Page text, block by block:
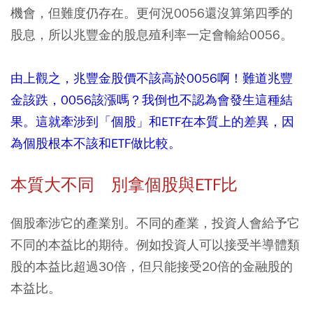
機會，但難度仍存在。更何況0056還沒算第四季的
股息，所以兆豐金的股息殖利率一定會輸給0056。
由上觀之，兆豐金股價不該高於0056啊！難道兆豐
金該跌，0056該漲嗎？我倒也不認為會發生這種結
果。這就牽涉到「個股」和ETF在本質上的差異，因
為個股根本不該和ETF做比較。
本質大不同 別拿個股與ETF比
個股牽涉它的產業別。不同的產業，投資人會給予它
不同的本益比的期待。例如投資人可以接受半導體類
股的本益比超過30倍，但只能接受20倍的金融股的
本益比。